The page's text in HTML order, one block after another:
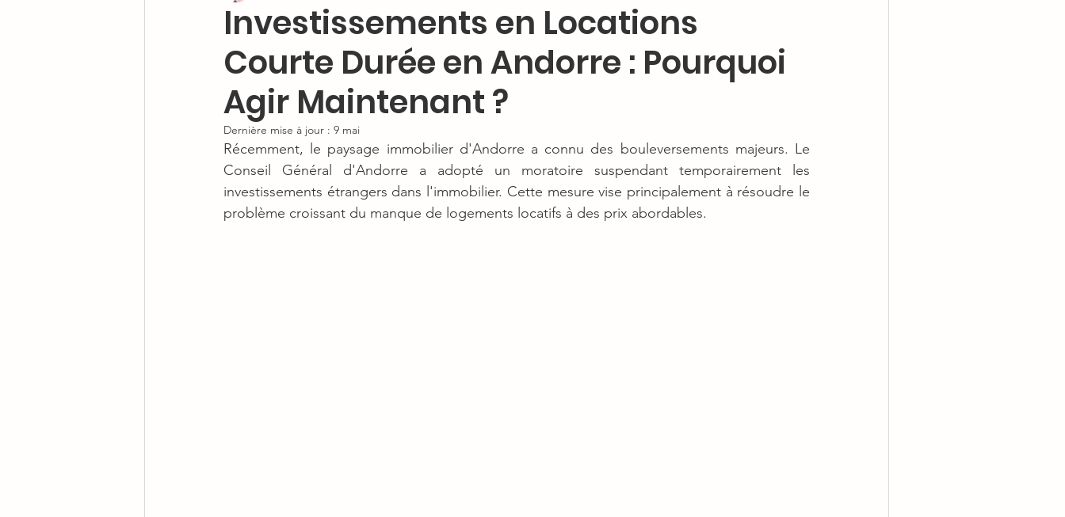
Investissements en Locations
Courte Durée en Andorre : Pourquoi
Agir Maintenant ?
Dernière mise à jour : 9 mai
Récemment, le paysage immobilier d'Andorre a connu des bouleversements majeurs. Le
Conseil Général d'Andorre a adopté un moratoire suspendant temporairement les
investissements étrangers dans l'immobilier. Cette mesure vise principalement à résoudre le
problème croissant du manque de logements locatifs à des prix abordables.